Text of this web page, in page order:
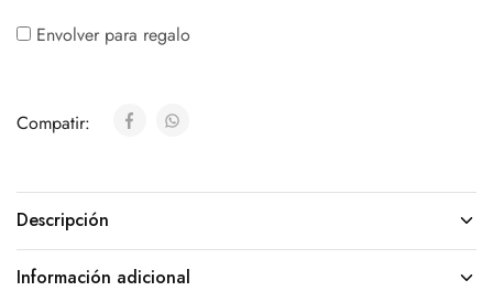
Envolver para regalo
Compatir:
Descripción
Información adicional